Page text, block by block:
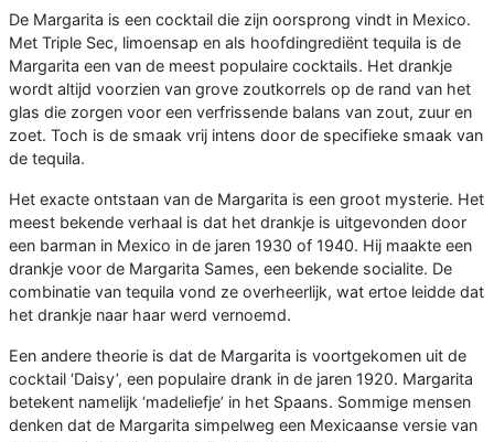
De Margarita is een cocktail die zijn oorsprong vindt in Mexico.
Met Triple Sec, limoensap en als hoofdingrediënt tequila is de
Margarita een van de meest populaire cocktails. Het drankje
wordt altijd voorzien van grove zoutkorrels op de rand van het
glas die zorgen voor een verfrissende balans van zout, zuur en
zoet. Toch is de smaak vrij intens door de specifieke smaak van
de tequila.
Het exacte ontstaan van de Margarita is een groot mysterie. Het
meest bekende verhaal is dat het drankje is uitgevonden door
een barman in Mexico in de jaren 1930 of 1940. Hij maakte een
drankje voor de Margarita Sames, een bekende socialite. De
combinatie van tequila vond ze overheerlijk, wat ertoe leidde dat
het drankje naar haar werd vernoemd.
Een andere theorie is dat de Margarita is voortgekomen uit de
cocktail ‘Daisy’, een populaire drank in de jaren 1920. Margarita
betekent namelijk ‘madeliefje’ in het Spaans. Sommige mensen
denken dat de Margarita simpelweg een Mexicaanse versie van